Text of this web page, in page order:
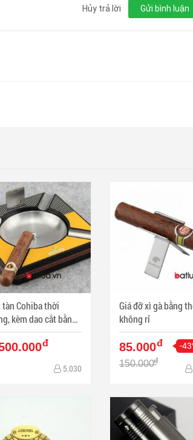
Gửi bình luận
Hủy trả lời
tàn Cohiba thời
kèm dao cắt bằng
ko rỷ
đ
5.030
Giá đỡ xì gà bằng
không rỉ
85.000đ -
150.000đ